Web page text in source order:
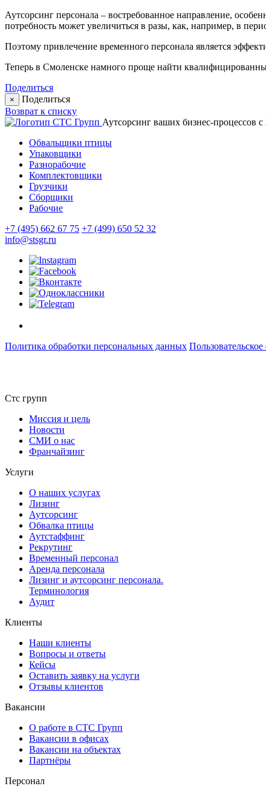
Аутсорсинг персонала – востребованное направление,
потребность может увеличиться в разы, как, например, в
Поэтому привлечение временного персонала является
Теперь в Смоленске намного проще найти
Поделиться
×
Поделиться
Возврат к списку
Аутсорсинг ваших бизнес-процессов с
Обвальщики птицы
Упаковщики
Разнорабочие
Комплектовщики
Грузчики
Сборщики
Рабочие
+7 (495) 662 67 75 +7 (499) 650 52 32
info@stsgr.ru
Политика обработки персональных данных
Стс групп
Миссия и цель
Новости
СМИ о нас
Франчайзинг
Услуги
О наших услугах
Лизинг
Аутсорсинг
Обвалка птицы
Аутстаффинг
Рекрутинг
Временный персонал
Аренда персонала
Лизинг и аутсорсинг персонала.
Терминология
Аудит
Клиенты
Наши клиенты
Вопросы и ответы
Кейсы
Оставить заявку на услуги
Отзывы клиентов
Вакансии
О работе в СТС Групп
Вакансии в офисах
Вакансии на объектах
Партнёры
Персонал